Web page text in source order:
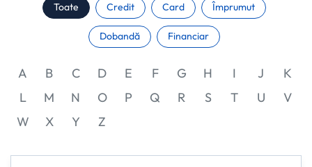
Toate Credit Card Împrumut
Dobandă Financiar
A B C D E F G H I J
K
L
M N O P Q R S T U
V
W
X Y Z